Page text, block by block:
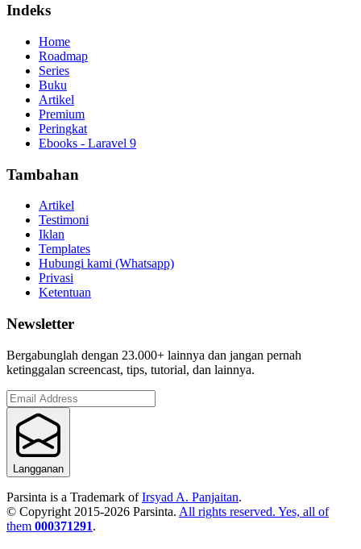
Indeks
Home
Roadmap
Series
Buku
Artikel
Premium
Peringkat
Ebooks - Laravel 9
Tambahan
Artikel
Testimoni
Iklan
Templates
Hubungi kami (Whatsapp)
Privasi
Ketentuan
Newsletter
Bergabunglah dengan 23.000+ lainnya dan jangan pernah
ketinggalan screencast, tips, tutorial, dan lainnya.
Langganan
Parsinta is a Trademark of Irsyad A. Panjaitan.
© Copyright 2015-2026 Parsinta. All rights reserved. Yes, all of
them 000371291.